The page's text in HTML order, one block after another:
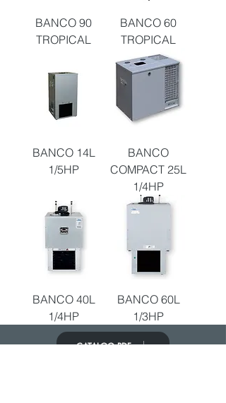
BANCO 90
TROPICAL
BANCO 60
TROPICAL
BANCO 14L
1/5HP
BANCO
COMPACT 25L
1/4HP
BANCO 40L
1/4HP
BANCO 60L
1/3HP
CATALOG PDF